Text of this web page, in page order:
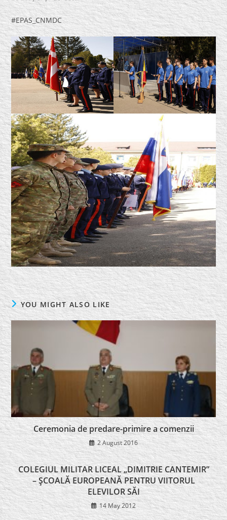
#EPAS_CNMDC
YOU MIGHT ALSO LIKE
Ceremonia de predare-primire a comenzii
2 August 2016
COLEGIUL MILITAR LICEAL „DIMITRIE CANTEMIR”
– ŞCOALĂ EUROPEANĂ PENTRU VIITORUL
ELEVILOR SĂI
14 May 2012